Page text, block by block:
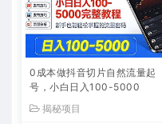
0成本做抖音切片自然流量起
号，小白日入100-5000
揭秘项目